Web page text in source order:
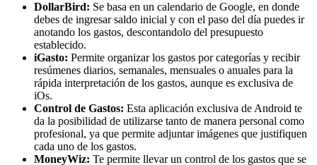
DollarBird: Se basa en un calendario de Google, en donde
debes de ingresar saldo inicial y con el paso del día puedes ir
anotando los gastos, descontandolo del presupuesto
establecido.
iGasto: Permite organizar los gastos por categorías y recibir
resúmenes diarios, semanales, mensuales o anuales para la
rápida interpretación de los gastos, aunque es exclusiva de
iOs.
Control de Gastos: Esta aplicación exclusiva de Android te
da la posibilidad de utilizarse tanto de manera personal como
profesional, ya que permite adjuntar imágenes que justifiquen
cada uno de los gastos.
MoneyWiz: Te permite llevar un control de los gastos que se